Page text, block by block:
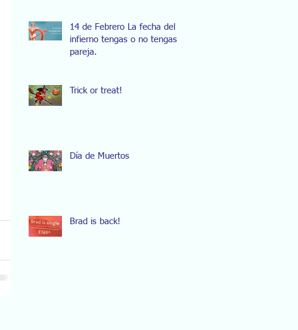
14 de Febrero La fecha del
infierno tengas o no tengas
pareja.
Trick or treat!
Día de Muertos
Brad is back!